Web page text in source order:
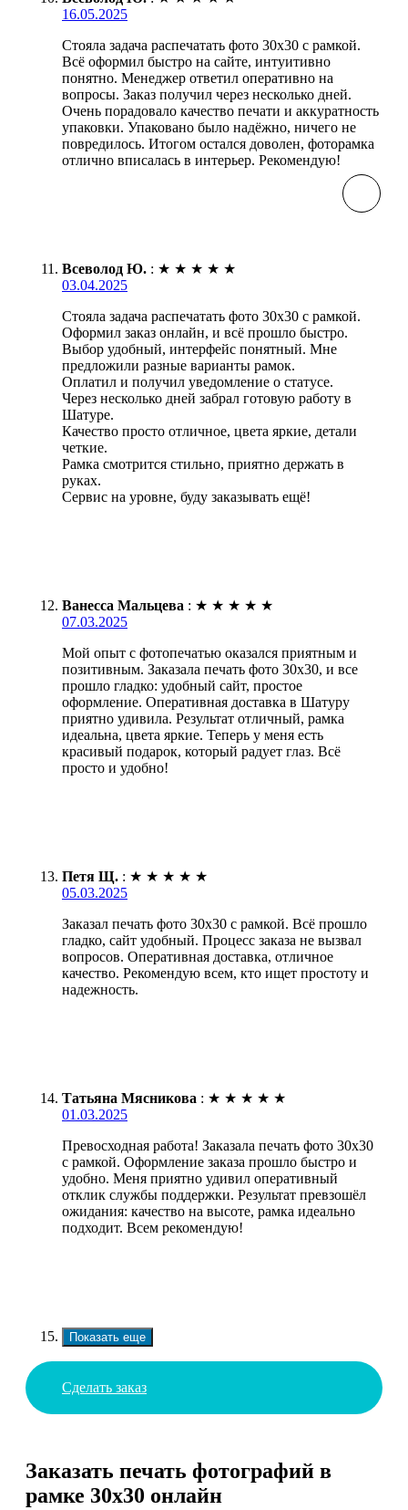
16.05.2025
Стояла задача распечатать фото 30х30 с рамкой.
Всё оформил быстро на сайте, интуитивно
понятно. Менеджер ответил оперативно на
вопросы. Заказ получил через несколько дней.
Очень порадовало качество печати и аккуратность
упаковки. Упаковано было надёжно, ничего не
повредилось. Итогом остался доволен, фоторамка
отлично вписалась в интерьер. Рекомендую!
Всеволод Ю. : ★ ★ ★ ★ ★
03.04.2025
Стояла задача распечатать фото 30х30 с рамкой.
Оформил заказ онлайн, и всё прошло быстро.
Выбор удобный, интерфейс понятный. Мне
предложили разные варианты рамок.
Оплатил и получил уведомление о статусе.
Через несколько дней забрал готовую работу в
Шатуре.
Качество просто отличное, цвета яркие, детали
четкие.
Рамка смотрится стильно, приятно держать в
руках.
Сервис на уровне, буду заказывать ещё!
Ванесса Мальцева : ★ ★ ★ ★ ★
07.03.2025
Мой опыт с фотопечатью оказался приятным и
позитивным. Заказала печать фото 30х30, и все
прошло гладко: удобный сайт, простое
оформление. Оперативная доставка в Шатуру
приятно удивила. Результат отличный, рамка
идеальна, цвета яркие. Теперь у меня есть
красивый подарок, который радует глаз. Всё
просто и удобно!
Петя Щ. : ★ ★ ★ ★ ★
05.03.2025
Заказал печать фото 30х30 с рамкой. Всё прошло
гладко, сайт удобный. Процесс заказа не вызвал
вопросов. Оперативная доставка, отличное
качество. Рекомендую всем, кто ищет простоту и
надежность.
Татьяна Мясникова : ★ ★ ★ ★ ★
01.03.2025
Превосходная работа! Заказала печать фото 30х30
с рамкой. Оформление заказа прошло быстро и
удобно. Меня приятно удивил оперативный
отклик службы поддержки. Результат превзошёл
ожидания: качество на высоте, рамка идеально
подходит. Всем рекомендую!
Показать еще
Сделать заказ
Заказать печать фотографий в
рамке 30х30 онлайн